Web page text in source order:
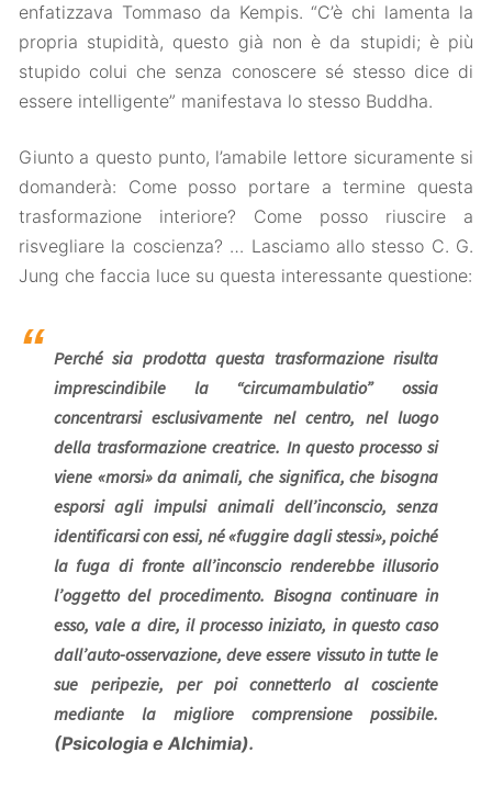
enfatizzava Tommaso da Kempis. “C’è chi lamenta la
propria stupidità, questo già non è da stupidi; è più
stupido colui che senza conoscere sé stesso dice di
essere intelligente” manifestava lo stesso Buddha.
Giunto a questo punto, l’amabile lettore sicuramente si
domanderà: Come posso portare a termine questa
trasformazione interiore? Come posso riuscire a
risvegliare la coscienza? … Lasciamo allo stesso C. G.
Jung che faccia luce su questa interessante questione:
Perché sia prodotta questa trasformazione risulta
imprescindibile la “circumambulatio” ossia
concentrarsi esclusivamente nel centro, nel luogo
della trasformazione creatrice. In questo processo si
viene «morsi» da animali, che significa, che bisogna
esporsi agli impulsi animali dell’inconscio, senza
identificarsi con essi, né «fuggire dagli stessi», poiché
la fuga di fronte all’inconscio renderebbe illusorio
l’oggetto del procedimento. Bisogna continuare in
esso, vale a dire, il processo iniziato, in questo caso
dall’auto-osservazione, deve essere vissuto in tutte le
sue peripezie, per poi connetterlo al cosciente
mediante la migliore comprensione possibile.
(Psicologia e Alchimia).